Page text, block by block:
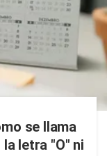
se llama
letra "O" ni